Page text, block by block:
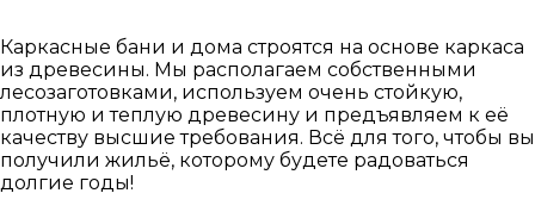
Каркасные бани и дома строятся на основе каркаса
из древесины. Мы располагаем собственными
лесозаготовками, используем очень стойкую,
плотную и теплую древесину и предъявляем к её
качеству высшие требования. Всё для того, чтобы вы
получили жильё, которому будете радоваться
долгие годы!